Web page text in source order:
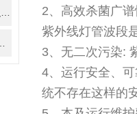
2025-11-17
2、高效杀菌广
紫外线灯管波段
3、无二次污染:
4、运行安全、
统不存在这样的